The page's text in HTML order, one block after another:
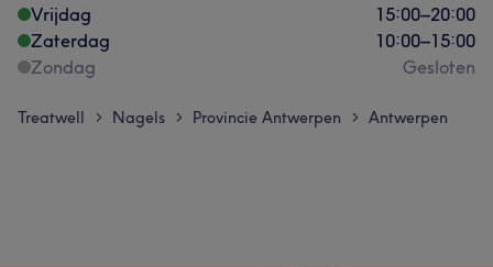
Vrijdag
15:00–20:00
Zaterdag
10:00–15:00
Zondag
Gesloten
Treatwell > Nagels > Provincie Antwerpen > Antwerpen